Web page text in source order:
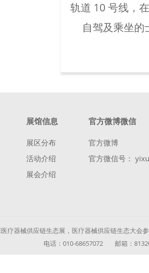
轨道 10 号线，
自驾及乘坐
展馆信息
展区分布
活动介绍
展会介绍
官方微博微信
官方微博
官方微信号：
医疗器械供应链生态展，医疗器械供应链生态大
电话：010-68657072 邮箱：